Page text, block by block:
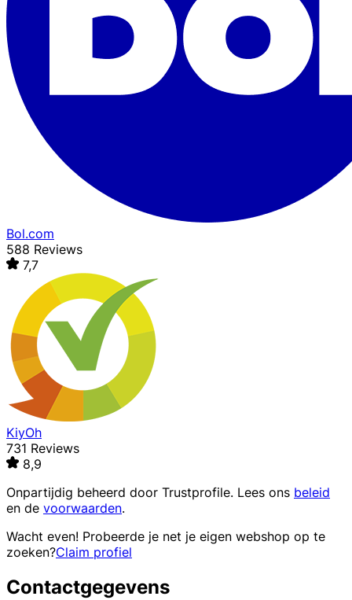
Bol.com
588 Reviews
7,7
KiyOh
731 Reviews
8,9
Onpartijdig beheerd door Trustprofile. Lees ons beleid
en de voorwaarden.
Wacht even! Probeerde je net je eigen webshop op te
zoeken?Claim profiel
Contactgegevens